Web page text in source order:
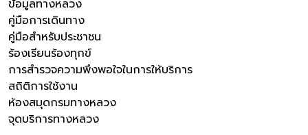
ข้อมูลทางหลวง
คู่มือการเดินทาง
คู่มือสำหรับประชาชน
ร้องเรียนร้องทุกข์
การสำรวจความพึงพอใจในการให้บริการ
สถิติการใช้งาน
ห้องสมุดกรมทางหลวง
จุดบริการทางหลวง